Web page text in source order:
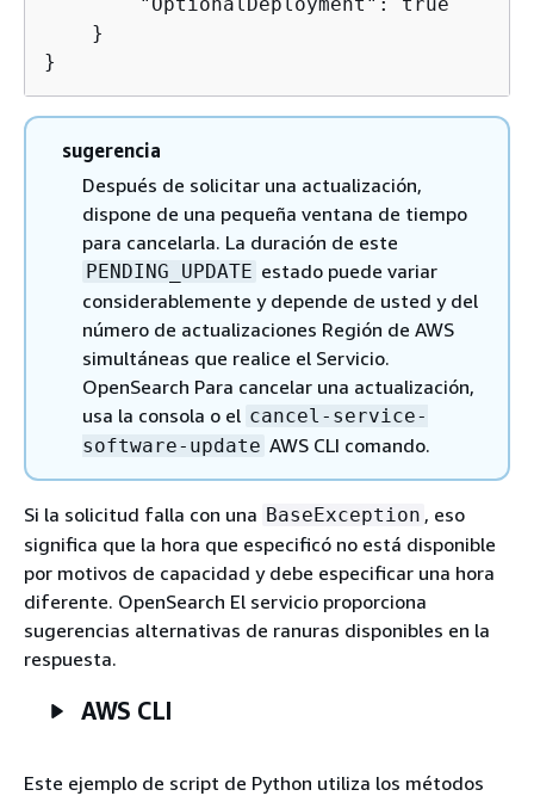
    }
}
sugerencia
Después de solicitar una actualización,
dispone de una pequeña ventana de tiempo
para cancelarla. La duración de este
PENDING_UPDATE estado puede variar
considerablemente y depende de usted y del
número de actualizaciones Región de AWS
simultáneas que realice el Servicio.
OpenSearch Para cancelar una actualización,
usa la consola o el cancel-service-
software-update AWS CLI comando.
Si la solicitud falla con una BaseException , eso
significa que la hora que especificó no está disponible
por motivos de capacidad y debe especificar una hora
diferente. OpenSearch El servicio proporciona
sugerencias alternativas de ranuras disponibles en la
respuesta.
AWS CLI
Este ejemplo de script de Python utiliza los métodos